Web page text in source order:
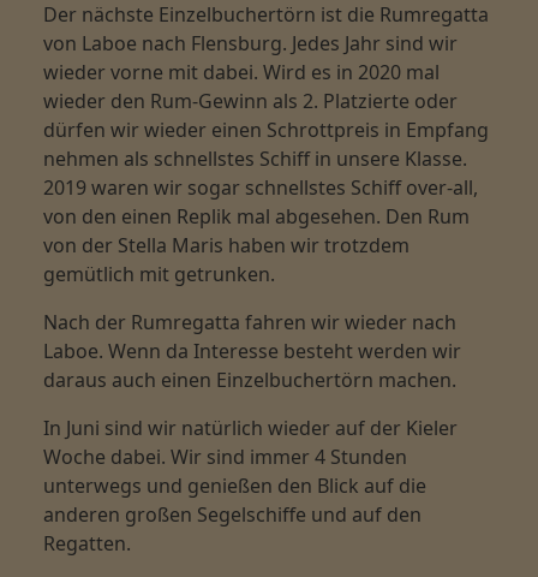
Der nächste Einzelbuchertörn ist die Rumregatta
von Laboe nach Flensburg. Jedes Jahr sind wir
wieder vorne mit dabei. Wird es in 2020 mal
wieder den Rum-Gewinn als 2. Platzierte oder
dürfen wir wieder einen Schrottpreis in Empfang
nehmen als schnellstes Schiff in unsere Klasse.
2019 waren wir sogar schnellstes Schiff over-all,
von den einen Replik mal abgesehen. Den Rum
von der Stella Maris haben wir trotzdem
gemütlich mit getrunken.
Nach der Rumregatta fahren wir wieder nach
Laboe. Wenn da Interesse besteht werden wir
daraus auch einen Einzelbuchertörn machen.
In Juni sind wir natürlich wieder auf der Kieler
Woche dabei. Wir sind immer 4 Stunden
unterwegs und genießen den Blick auf die
anderen großen Segelschiffe und auf den
Regatten.